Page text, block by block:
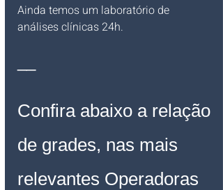
Ainda temos um laboratório de
análises clínicas 24h.
Confira abaixo a relação
de grades, nas mais
relevantes Operadoras